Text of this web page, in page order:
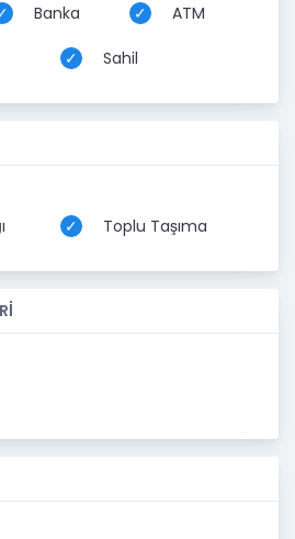
Banka ATM
Sahil
Toplu Taşıma